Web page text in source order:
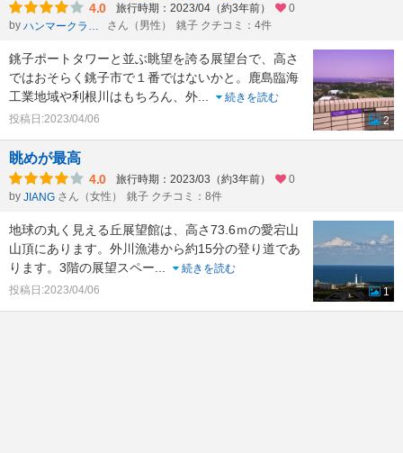
4.0 旅行時期：2023/04（約3年前）
0
by
ハンマークラヴィーア さん（男性） 銚子 クチコミ：4件
銚子ポートタワーと並ぶ眺望を誇る展望台で、高さ
ではおそらく銚子市で１番ではないかと。鹿島臨海
工業地域や利根川はもちろん、外
続きを読む
投稿日:2023/04/06
2
眺めが最高
4.0 旅行時期：2023/03（約3年前）
0
by JIANG さん（女性） 銚子 クチコミ：8件
地球の丸く見える丘展望館は、高さ73.6ｍの愛宕山
山頂にあります。外川漁港から約15分の登り道であ
ります。3階の展望スペー
続きを読む
投稿日:2023/04/06
1